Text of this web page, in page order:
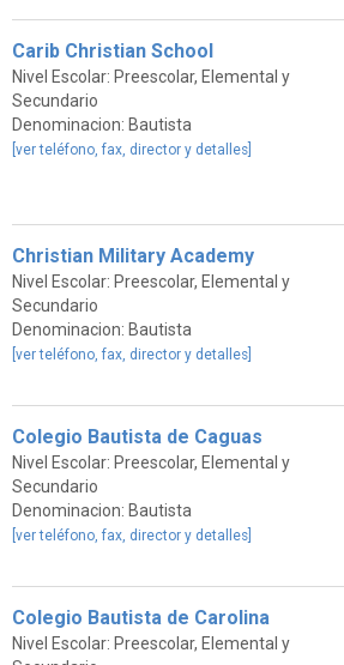
Carib Christian School
Nivel Escolar: Preescolar, Elemental y
Secundario
Denominacion: Bautista
[ver teléfono, fax, director y detalles]
Christian Military Academy
Nivel Escolar: Preescolar, Elemental y
Secundario
Denominacion: Bautista
[ver teléfono, fax, director y detalles]
Colegio Bautista de Caguas
Nivel Escolar: Preescolar, Elemental y
Secundario
Denominacion: Bautista
[ver teléfono, fax, director y detalles]
Colegio Bautista de Carolina
Nivel Escolar: Preescolar, Elemental y